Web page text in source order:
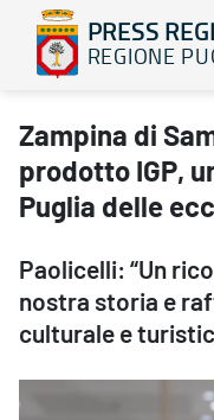
PRESS
REGIONE
Zampina di Sammichele
Zampina di
prodotto IGP,
Puglia delle
Paolicelli: “Un
nostra storia e
culturale e